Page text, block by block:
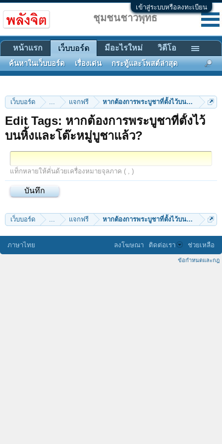
เข้าสู่ระบบหรือลงทะเบียน
เว็บบอร์ด ... แจกฟรี หากต้องการพระบูชาที่ตั้งไว้บนหิ้งและโต๊ะ
Edit Tags: หากต้องการพระบูชาที่ตั้งไว้
บนหิ้งและโต๊ะหมู่บูชาแล้ว?
แท็กหลายให้คั่นด้วยเครื่องหมายจุลภาค ( , )
เว็บบอร์ด ... แจกฟรี หากต้องการพระบูชาที่ตั้งไว้บนหิ้งและโต๊ะ
ชุมชนชาวพุทธ
หน้าแรก เว็บบอร์ด
ค้นหาในเว็บบอร์ด เรื่องเด่น กระทู้และโพสต์ล่าสุด
มีอะไรใหม่ วิดีโอ
ภาษาไทย ลงโฆษณา ติดต่อเรา ช่วยเหลือ
ข้อกำหนดและกฎ